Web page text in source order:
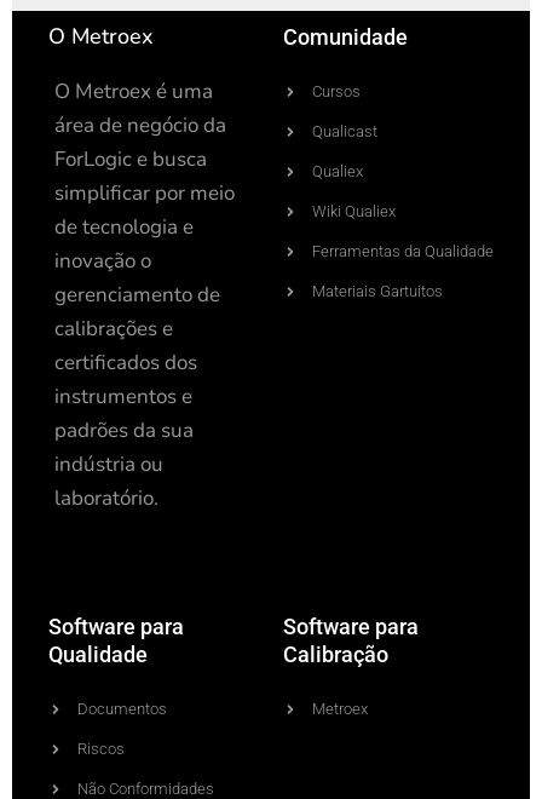
O Metroex
O Metroex é uma
área de negócio da
ForLogic e busca
simplificar por meio
de tecnologia e
inovação o
gerenciamento de
calibrações e
certificados dos
instrumentos e
padrões da sua
indústria ou
laboratório.
Comunidade
Cursos
Qualicast
Qualiex
Wiki Qualiex
Ferramentas da Qualidade
Materiais Gartuitos
Software para
Qualidade
Documentos
Riscos
Não Conformidades
Software para
Calibração
Metroex